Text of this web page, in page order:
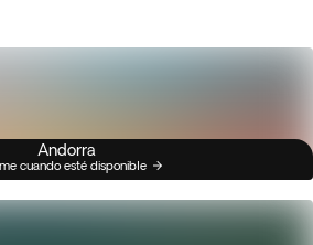
Andorra
cuando esté disponible